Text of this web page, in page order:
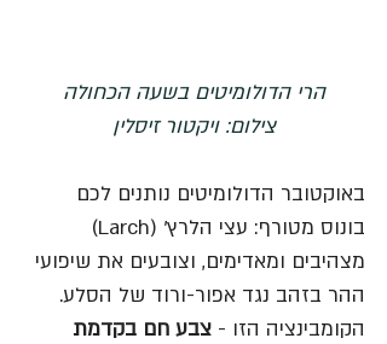
הרי הדולומיטים בשעה הכחולה
צילום: ויקטור זיסלין
באוקטובר הדולומיטים נותנים לכם
בונוס מטורף: עצי הלרץ' (Larch)
מצהיבים ומאדימים, וצובעים את שיפועי
ההר בזהב נגד אפור-ורוד של הסלע.
הקומבינציה הזו - צבע חם בקדמת